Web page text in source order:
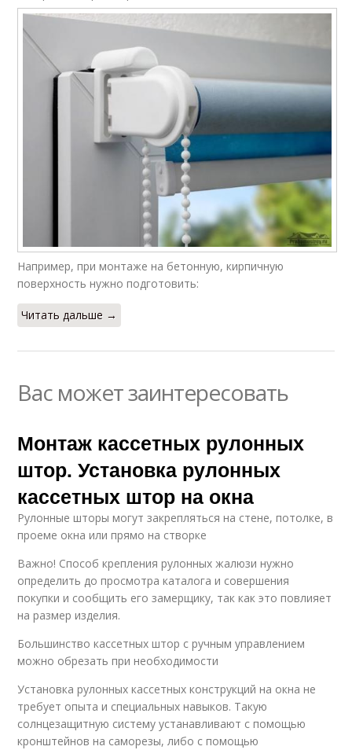
Например, при монтаже на бетонную, кирпичную
поверхность нужно подготовить:
Читать дальше →
Вас может заинтересовать
Монтаж кассетных рулонных
штор. Установка рулонных
кассетных штор на окна
Рулонные шторы могут закрепляться на стене, потолке, в
проеме окна или прямо на створке
Важно! Способ крепления рулонных жалюзи нужно
определить до просмотра каталога и совершения
покупки и сообщить его замерщику, так как это повлияет
на размер изделия.
Большинство кассетных штор с ручным управлением
можно обрезать при необходимости
Установка рулонных кассетных конструкций на окна не
требует опыта и специальных навыков. Такую
солнцезащитную систему устанавливают с помощью
кронштейнов на саморезы, либо с помощью